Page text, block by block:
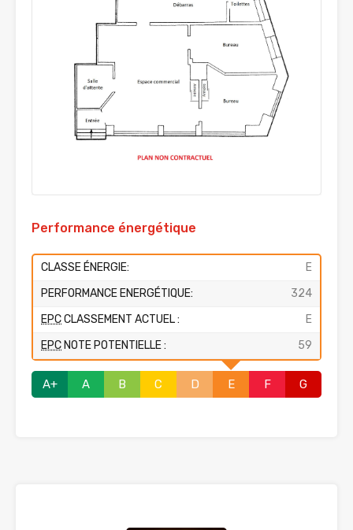
Performance énergétique
CLASSE ÉNERGIE:
E
PERFORMANCE ENERGÉTIQUE:
324
EPCCLASSEMENT ACTUEL :
E
EPC NOTE POTENTIELLE : 59
A+ A B C D E F G